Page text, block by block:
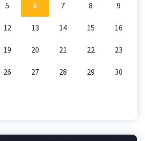
5 6 7 8 9
12 13 14 15 16
19 20 21 22 23
26 27 28 29 30